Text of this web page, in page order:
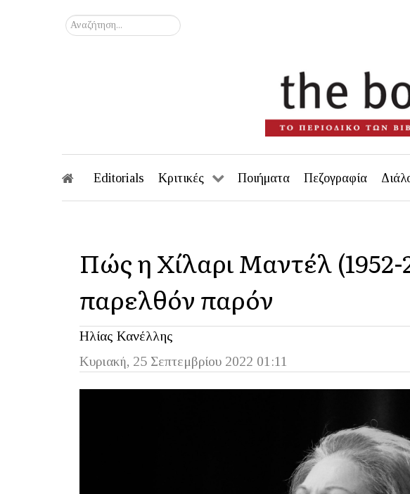
Αναζήτηση...
Editorials Κριτικές Ποιήματα Πεζογραφία
Πώς η Χίλαρι Μαντέλ (1952-
παρελθόν παρόν
Ηλίας Κανέλλης
Κυριακή, 25 Σεπτεμβρίου 2022 01:11